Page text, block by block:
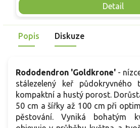
Detail
běžným růžově kvetoucím pěnišníkům
sametovým dojmem a snadno zapadá
výsadeb.
Popis Diskuze
Rododendron 'Goldkrone' -
stálezelený keř
kompaktní a hustý porost.
50 cm a šířky až 100 cm při
pěstování. Vyniká bohatým